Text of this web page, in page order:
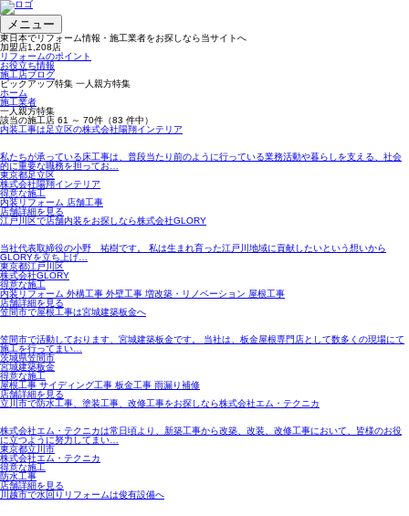
メニュー
東日本でリフォーム情報・施工業者をお探しなら当サイトへ
加盟店1,208店
リフォームのポイント
お役立ち情報
施工店ブログ
ピックアップ特集 一人親方特集
ホーム
施工業者
一人親方特集
該当の施工店 61 ～ 70件（83 件中）
内装工事は足立区の株式会社陽翔インテリア
私たちが承っている床工事は、普段当たり前のように行っている業務活動や暮らしを支える、社会
的に重要な職務を担ってお…
東京都足立区
株式会社陽翔インテリア
得意な施工
内装リフォーム 店舗工事
店舗詳細を見る
江戸川区で店舗内装をお探しなら株式会社GLORY
当社代表取締役の小野 祐樹です。 私は生まれ育った江戸川地域に貢献したいという想いから
GLORYを立ち上げ…
東京都江戸川区
株式会社GLORY
得意な施工
内装リフォーム 外構工事 外壁工事 増改築・リノベーション 屋根工事
店舗詳細を見る
笠間市で屋根工事は宮城建築板金へ
笠間市で活動しております、宮城建築板金です。 当社は、板金屋根専門店として数多くの現場にて
施工を行ってまい…
茨城県笠間市
宮城建築板金
得意な施工
屋根工事 サイディング工事 板金工事 雨漏り補修
店舗詳細を見る
立川市で防水工事、塗装工事、改修工事をお探しなら株式会社エム・テクニカ
株式会社エム・テクニカは常日頃より、新築工事から改築、改装、改修工事において、皆様のお役
に立つように努力してまい…
東京都立川市
株式会社エム・テクニカ
得意な施工
防水工事
店舗詳細を見る
川越市で水回りリフォームは俊有設備へ